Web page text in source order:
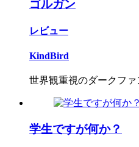
ゴルガン
レビュー
KindBird
世界観重視のダークファ
学生ですが何か？